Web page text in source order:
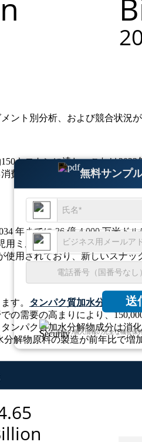
無料サンプ
送
お客様の個人情報の完全な機密保
ント別分析、および競合状況
キロトンに達し、これは
費者の嗜好の進化に応える
年までに 26 億 4,000 万米ド
ミルクの需要が 30% 増加、
用されており、新しいスナ
す。 タンパク質加水分解物
ホ
の需要の高まりにより、
ンパク質加水分解物成分は
解物原料の製造が前年比で増